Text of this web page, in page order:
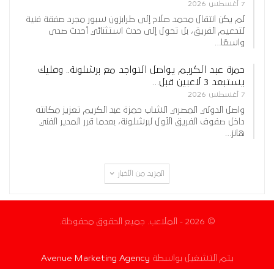
7 أغسطس 2026
لم يكن انتقال محمد صلاح إلى طرابزون سبور مجرد صفقة فنية
لتدعيم الفريق، بل تحول إلى حدث استثنائي أحدث صدى
واسعًا…
حمزة عبد الكريم يواصل التواجد مع برشلونة.. وفليك
يستبعد 3 لاعبين قبل…
7 أغسطس 2026
واصل الدولي المصري الشاب حمزة عبد الكريم تعزيز مكانته
داخل صفوف الفريق الأول لبرشلونة، بعدما قرر المدير الفني
هانز…
المزيد من الأخبار
© 2026 - الملاعب. جميع الحقوق محفوظة.
يتم التشغيل بواسطة Avenue Marketing Agency